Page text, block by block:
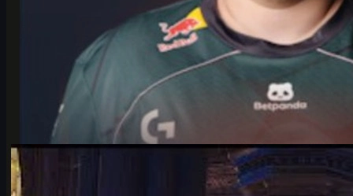
카운터 스트라이크 26월 17, 2026
IEM 쾰른 메이저 2026 플레이오프, Falcons vs